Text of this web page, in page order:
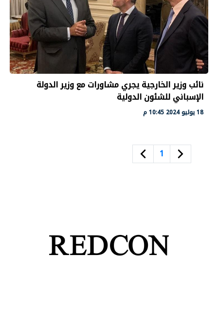
نائب وزير الخارجية يجري مشاورات مع وزير الدولة
الإسباني للشئون الدولية
18 يوليو 2024 10:45 م
1